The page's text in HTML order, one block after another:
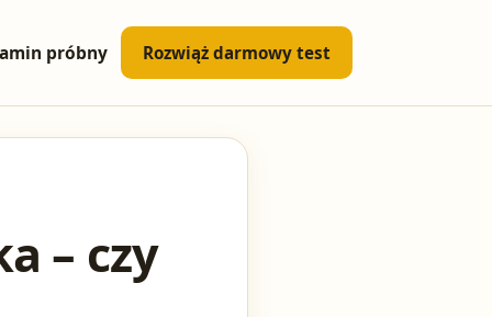
próbny Rozwiąż darmowy test
– czy